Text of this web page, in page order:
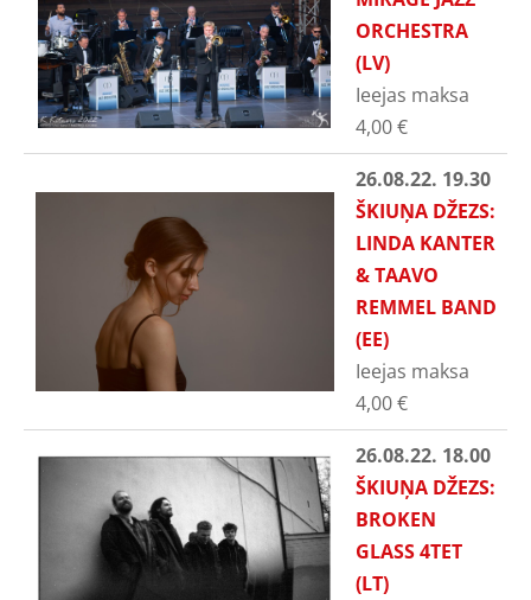
ORCHESTRA
(LV)
Ieejas maksa
4,00€
26.08.22. 19.30
ŠKIUŅA DŽEZS:
LINDA KANTER
& TAAVO
REMMEL BAND
(EE)
Ieejas maksa
4,00€
26.08.22. 18.00
ŠKIUŅA DŽEZS:
BROKEN
GLASS 4TET
(LT)